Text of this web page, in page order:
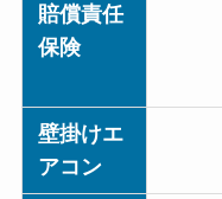
賠償責任
保険
壁掛けエ
アコン